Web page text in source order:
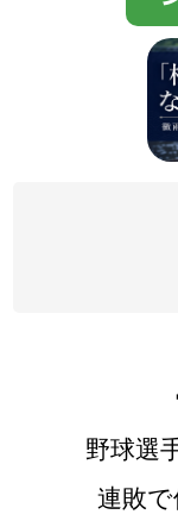
野球選
連敗